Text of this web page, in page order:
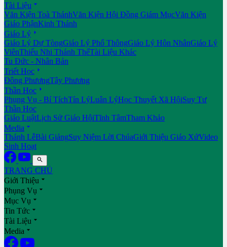
Tài Liệu 
Văn Kiện Toà ThánhVăn Kiện Hội Đồng Giám MụcVăn Kiện
Giáo PhậnKinh Thánh
Giáo Lý 
Giáo Lý Dự TòngGiáo Lý Phổ ThôngGiáo Lý Hôn NhânGiáo Lý
ViênThiếu Nhi Thánh ThểTài Liệu Khác
Tu Đức - Nhân Bản
Triết Học 
Đông PhươngTây Phương
Thần Học 
Phụng Vụ - Bí TíchTín LýLuân LýHọc Thuyết Xã HộiSuy Tư
Thần Học
Giáo LuậtLịch Sử Giáo HộiTĩnh TâmTham Khảo
Media 
Thánh LễBài GiảngSuy Niệm Lời ChúaGiới Thiệu Giáo XứVideo
Sinh Hoạt

TRANG CHỦ
Giới Thiệu 
Phụng Vụ 
Mục Vụ 
Tin Tức 
Tài Liệu 
Media 